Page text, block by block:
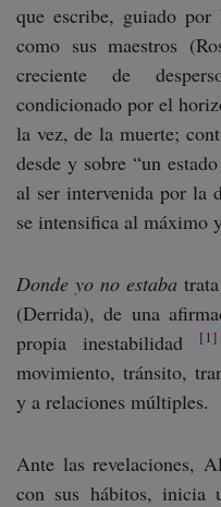
que escribe, guiado por
como sus maestros
creciente de
condicionado por el
la vez, de la muerte;
desde y sobre “un
al ser intervenida por la
se intensifica al máximo
Donde yo no estaba
(Derrida), de una
propia inestabilidad
[1]
movimiento, tránsito,
y a relaciones múltiples.
Ante las revelaciones,
con sus hábitos, inicia